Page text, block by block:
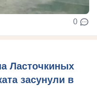
0
Ласточкиных
засунули в